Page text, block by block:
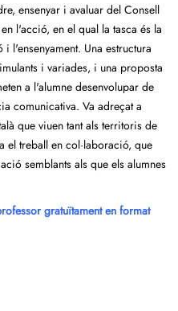
ensenyar i avaluar del Consell
l'acció, en el qual la tasca és la
l'ensenyament. Una estructura
i variades, i una proposta
a l'alumne desenvolupar de
comunicativa. Va adreçat a
que viuen tant als territoris de
el treball en col·laboració, que
semblants als que els alumnes
gratuïtament en format